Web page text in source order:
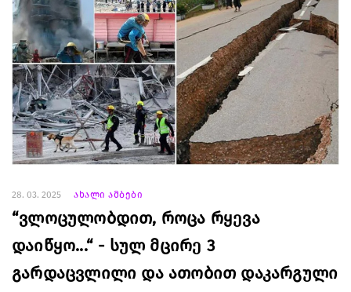
28. 03. 2025 ახალი ამბები
“ვლოცულობდით, როცა რყევა
დაიწყო...“ - სულ მცირე 3
გარდაცვლილი და ათობით დაკარგული